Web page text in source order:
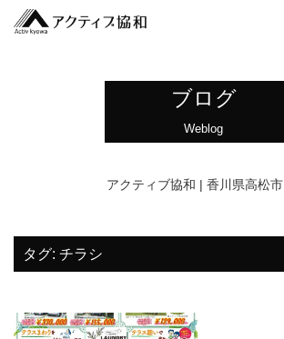
ブログ
Weblog
アクティブ協和 | 香川県高松市
タグ: チラシ